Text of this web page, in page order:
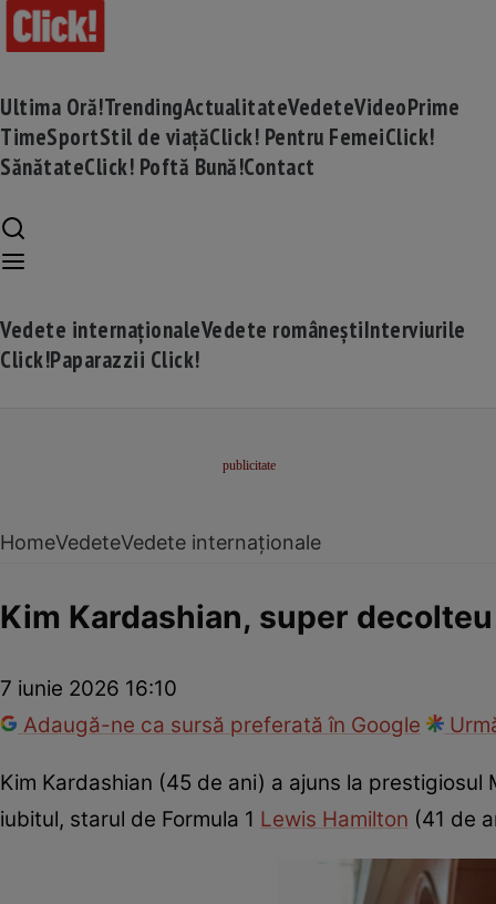
Ultima Oră!TrendingActualitateVedeteVideoPrime
TimeSportStil de viațăClick! Pentru FemeiClick!
SănătateClick! Poftă Bună!Contact
Vedete internaționaleVedete româneștiInterviurile
Click!Paparazzii Click!
HomeVedeteVedete internaționale
Kim Kardashian, super
7 iunie 2026 16:10
Adaugă-ne ca sursă preferată în Google
Kim Kardashian (45 de ani) a ajuns la
iubitul, starul de Formula 1 Lewis Hamilton (41 de